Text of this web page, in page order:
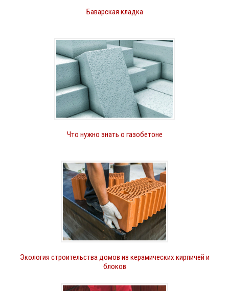
Баварская кладка
Что нужно знать о газобетоне
Экология строительства домов из керамических кирпичей и
блоков